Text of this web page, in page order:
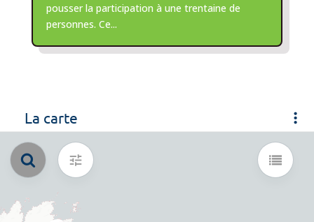
pousser la participation à une trentaine de
personnes. Ce...